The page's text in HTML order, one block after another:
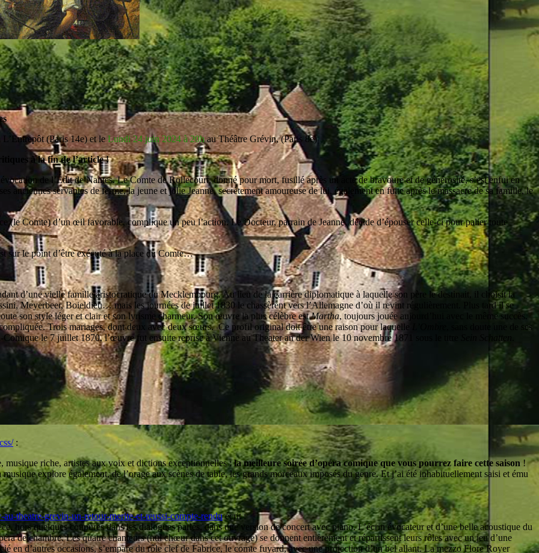
L’Entrepôt (Paris 14e) et le Lundi 24 juin 2024 à 20hau Théâtre Grévin, (Paris 8e)
à la fin de l’article !
de l’Édit de Nantes. Le Comte de Rollecourt, donné pour mort, fusillé après un acte de bravoure et de générosité, s’est enfui en
anciennes servantes de ferme, la jeune et jolie Jeanne, secrètement amoureuse de lui, également en fuite après le massacre de sa famille, le
(le Comte) d’un œil favorable, complique un peu l’action. Le Docteur, parrain de Jeanne, décide d’épouser celle-ci pour palier toute
sur le point d’être exécuté à la place du Comte…
d’une vielle famille aristocratique du Mecklembourg. Au lieu de la carrière diplomatique à laquelle son père le destinait, il choisit la
Meyerbeer, Boieldieu… mais les journées de juillet 1830 le chassèrent vers l’Allemagne d’où il revint régulièrement. Plus tard il se
son style léger et clair et son lyrisme charmeur. Son œuvre la plus célèbre estMartha, toujours jouée aujourd’hui avec le même succès.
Trois mariages, dont deux avec deux sœurs. Ce profil original doit être une raison pour laquelle
, sans doute une de ses
Comique le 7 juillet 1870, l’œuvre fut ensuite reprise à Vienne au Theater an der Wien le 10 novembre 1871 sous le titre
Sein Schatten
:
musique riche, artistes aux voix et dictions exceptionnelles :la meilleure soirée d’opéra comique que vous pourrez faire cette saison !
explore également, de l’orage aux scènes de table, les grands morceaux imposés du genre. Et j’ai été inhabituellement saisi et ému
theatre-grevin-un-retour-merite-et-reussi-compte-renduécrit :
hors quelques coupures dans les dialogues parlés, dans une version de concert avec piano. L’écrin évocateur et d’une belle acoustique du
de chambre. Les quatre chanteurs (nul chœur dans cet ouvrage) se donnent entièrement et répartissent leurs rôles avec un jeu d’une
en d’autres occasions, s’empare du rôle clef de Fabrice, le comte fuyard, avec une projection d’un bel allant. La mezzo Flore Royer